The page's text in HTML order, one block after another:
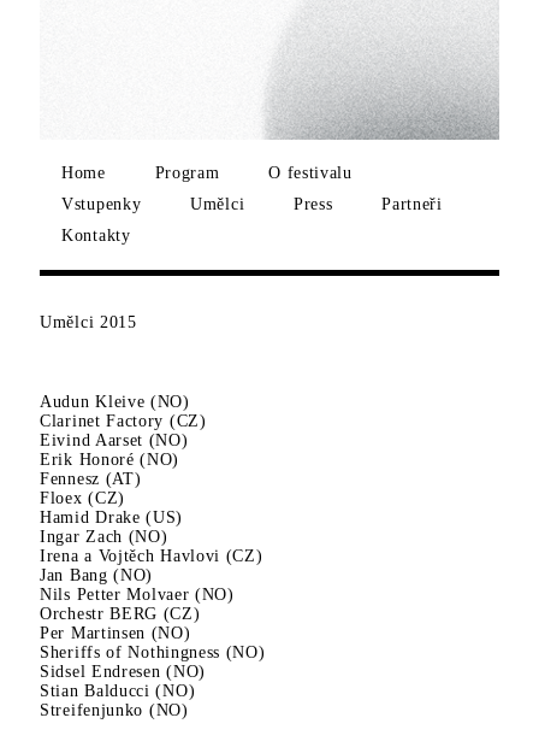
Home Program
O festivalu
Vstupenky
Umělci Press
Partneři
Kontakty
Umělci 2015
Audun Kleive (NO)
Clarinet Factory (CZ)
Eivind Aarset (NO)
Erik Honoré (NO)
Fennesz (AT)
Floex (CZ)
Hamid Drake (US)
Ingar Zach (NO)
Irena a Vojtěch Havlovi (CZ)
Jan Bang (NO)
Nils Petter Molvaer (NO)
Orchestr BERG (CZ)
Per Martinsen (NO)
Sheriffs of Nothingness (NO)
Sidsel Endresen (NO)
Stian Balducci (NO)
Streifenjunko (NO)